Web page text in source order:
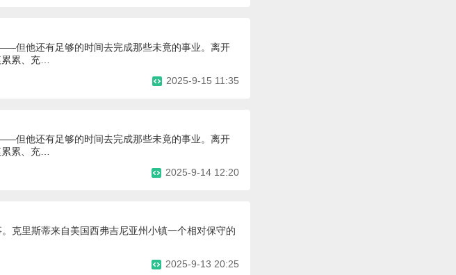
但他还有足够的时间去完成那些未竟的事业。离开
累、充…
2025-9-15 11:35
但他还有足够的时间去完成那些未竟的事业。离开
累、充…
2025-9-14 12:20
克里斯蒂来自美国西弗吉尼亚州小镇一个相对保守的
2025-9-13 20:25